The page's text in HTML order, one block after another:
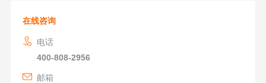
在线咨询
电话
400-808-2956
邮箱